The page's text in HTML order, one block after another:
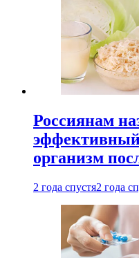
Россиянам
эффективный
организм
2 года спустя2 года